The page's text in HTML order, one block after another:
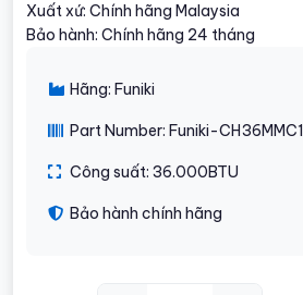
Xuất xứ: Chính hãng Malaysia
Bảo hành: Chính hãng 24 tháng
Hãng: Funiki
Part Number: Funiki-CH36MMC1
Công suất: 36.000BTU
Bảo hành chính hãng